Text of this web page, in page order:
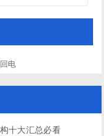
电
十大汇总必看